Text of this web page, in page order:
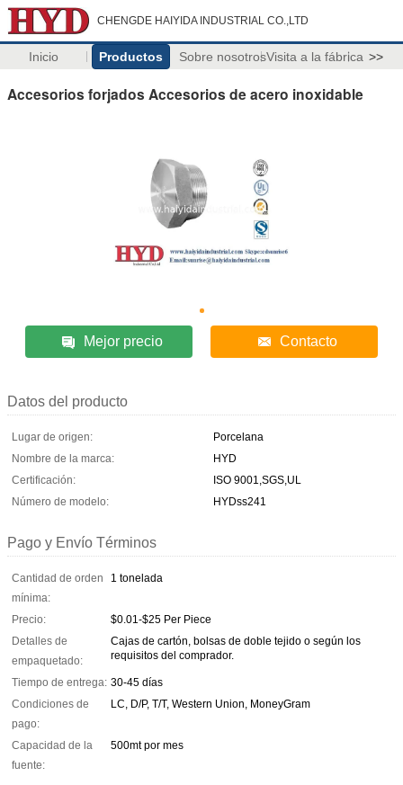
CHENGDE HAIYIDA INDUSTRIAL CO.,LTD
Inicio Productos Sobre nosotrosVisita a la fábrica >>
Accesorios forjados Accesorios de acero inoxidable
Mejor precio Contacto
Datos del producto
Lugar de origen:
Porcelana
Nombre de la marca:
HYD
Certificación:
ISO 9001,SGS,UL
Número de modelo:
HYDss241
Pago y Envío Términos
Cantidad de orden
mínima:
1 tonelada
Precio:
$0.01-$25 Per Piece
Detalles de
empaquetado:
Cajas de cartón, bolsas de doble tejido o según los
requisitos del comprador.
Tiempo de entrega: 30-45 días
Condiciones de
pago:
LC, D/P, T/T, Western Union, MoneyGram
Capacidad de la
fuente:
500mt por mes